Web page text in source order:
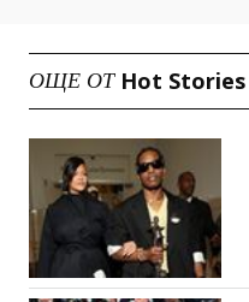
ОЩЕ ОТ Hot Stories